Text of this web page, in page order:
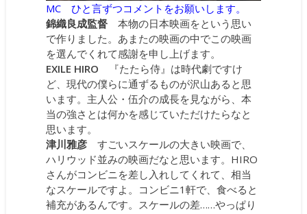
MC ひと言ずつコメントをお願いします。
錦織良成監督 本物の日本映画をという思い
で作りました。あまたの映画の中でこの映画
を選んでくれて感謝を申し上げます。
EXILE HIRO 『たたら侍』は時代劇ですけ
ど、現代の僕らに通ずるものが沢山あると思
います。主人公・伍介の成長を見ながら、本
当の強さとは何かを感じていただけたらなと
思います。
津川雅彦 すごいスケールの大きい映画で、
ハリウッド並みの映画だなと思います。HIRO
さんがコンビニを差し入れしてくれて、相当
なスケールですよ。コンビニ1軒で、食べると
補充があるんです。スケールの差……やっぱり